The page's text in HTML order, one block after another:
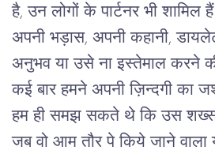
है, उन लोगों के पार्टनर भी शामिल
अपनी भड़ास, अपनी कहानी,
अनुभव या उसे ना इस्तेमाल करने
कई बार हमने अपनी ज़िन्दगी का
हम ही समझ सकते थे कि उस शख्स
जब वो आम तौर पे किये जाने वाला